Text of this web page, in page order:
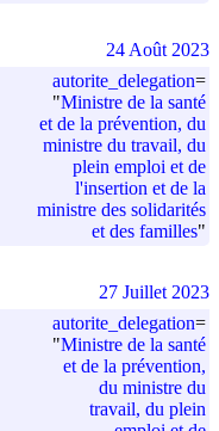
autorite_delegation=
"Ministre de la santé
et de la prévention, du
ministre du travail, du
plein emploi et de
l'insertion et de la
ministre des solidarités
et des familles"
24 Août 2023
autorite_delegation=
"Ministre de la santé
et de la prévention,
du ministre du
travail, du plein
27 Juillet 2023